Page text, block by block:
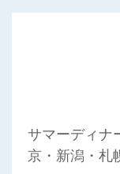
サマーディナ
京・新潟・札